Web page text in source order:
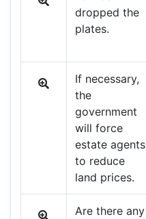
dropped the
plates.
If necessary,
the
government
will force
estate agents
to reduce
land prices.
Are there any